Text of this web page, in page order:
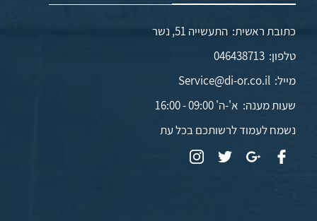
כתובת ראשית: התעשייה 51, נשר
טלפון:046438713
מייל:Service@di-or.co.il
שעות מענה: א'-ה' 09:00 - 16:00
נשמח לעמוד לרשותכם בכל עת